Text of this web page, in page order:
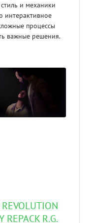
и механики
интерактивное
процессы
важные решения.
REPACK R.G.